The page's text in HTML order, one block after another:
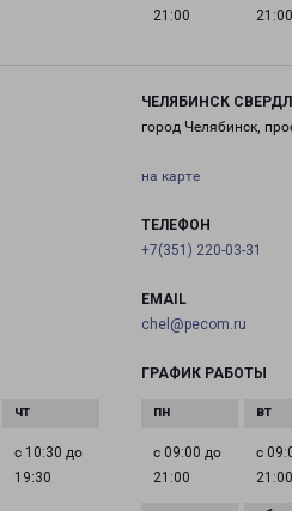
21:00
21:00
с 10:30 до
19:30
ЧЕЛЯБИНСК
город Челябинск,
на карте
ТЕЛЕФОН
+7(351) 220-03-31
EMAIL
chel@pecom.ru
ГРАФИК РАБОТЫ
с 09:00 до
21:00
с
21:00